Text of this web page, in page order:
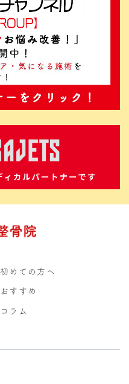
初めての方へ
おすすめ
コラム